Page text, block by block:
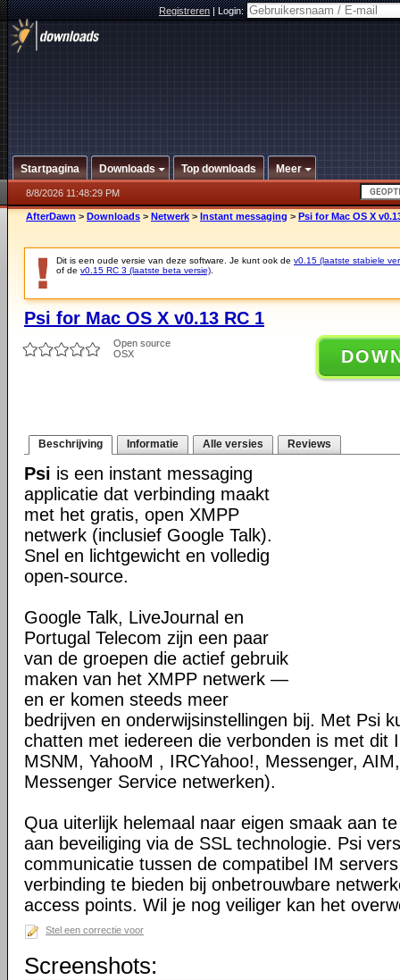
Registreren|Login:
Startpagina Downloads Top downloads Meer
8/8/2026 11:48:29 PM
AfterDawn > Downloads > Netwerk > Instant messaging > Psi for Mac OS X
Dit is een oude versie van deze software. Je kunt ook de v0.15 (laatste stabiele
of de v0.15 RC 3 (laatste beta versie)
Psi for Mac OS X v0.13 RC 1
Open source
OSX
Beschrijving Informatie Alle versies Reviews
Psi is een instant messaging
applicatie dat verbinding maakt
met het gratis, open XMPP
netwerk (inclusief Google Talk).
Snel en lichtgewicht en volledig
open-source.
Google Talk, LiveJournal en
Portugal Telecom zijn een paar
van de groepen die actief gebruik
maken van het XMPP netwerk —
en er komen steeds meer
bedrijven en onderwijsinstellingen bij. Met Psi
chatten met iedereen die verbonden is met dit
MSNM, YahooM , IRCYahoo!, Messenger,
Messenger Service netwerken).
Qua uiterlijk helemaal naar eigen smaak aan
aan beveiliging via de SSL technologie. Psi
communicatie tussen de compatibel IM
verbinding te bieden bij onbetrouwbare
access points. Wil je nog veiliger kan het
Stel een correctie voor
Screenshots: